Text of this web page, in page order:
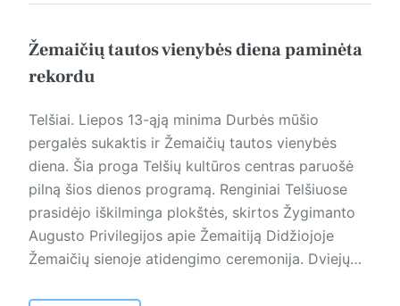
Žemaičių tautos vienybės diena paminėta
rekordu
Telšiai. Liepos 13-ąją minima Durbės mūšio
pergalės sukaktis ir Žemaičių tautos vienybės
diena. Šia proga Telšių kultūros centras paruošė
pilną šios dienos programą. Renginiai Telšiuose
prasidėjo iškilminga plokštės, skirtos Žygimanto
Augusto Privilegijos apie Žemaitiją Didžiojoje
Žemaičių sienoje atidengimo ceremonija. Dviejų…